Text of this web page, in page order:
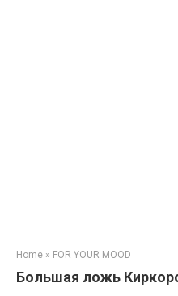
Home » FOR YOUR MOOD
Большая ложь